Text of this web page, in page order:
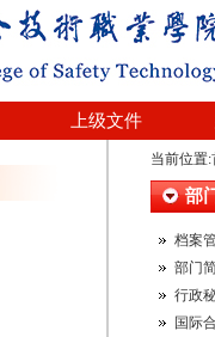
上级文件
当前位置:
部
档案
部门
行政
国际